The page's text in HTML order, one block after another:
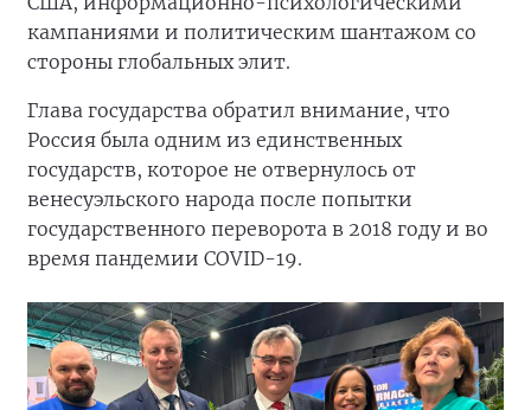
кампаниями и политическим шантажом со
стороны глобальных элит.
Глава государства обратил внимание, что
Россия была одним из единственных
государств, которое не отвернулось от
венесуэльского народа после попытки
государственного переворота в 2018 году и во
время пандемии COVID-19.